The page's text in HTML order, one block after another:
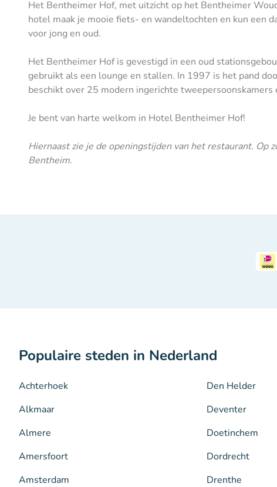
Het Bentheimer Hof, met uitzicht op het Bentheimer
hotel maak je mooie fiets- en wandeltochten en kun een
voor jong en oud.
Het Bentheimer Hof is gevestigd in een oud
gebruikt als een lounge en stallen. In 1997 is het pand
beschikt over 25 modern ingerichte
Je bent van harte welkom in Hotel Bentheimer Hof!
Hiernaast zie je de openingstijden van het restaurant.
Bentheim.
Populaire steden in Nederland
Achterhoek
Alkmaar
Almere
Amersfoort
Amsterdam
Den Helder
Deventer
Doetinchem
Dordrecht
Drenthe